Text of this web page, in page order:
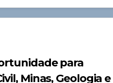
para
Minas, Geologia e